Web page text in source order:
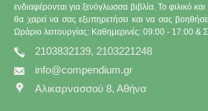
ενδιαφέρονται για ξενόγλωσσα βιβλία. Το φιλικό
θα χαρεί να σας εξυπηρετήσει και να σας
Ωράριο λειτουργίας: Καθημερινές: 09:00 - 17:00
2103832139, 2103221248
info@compendium.gr
Αλικαρνασσού 8, Αθήνα